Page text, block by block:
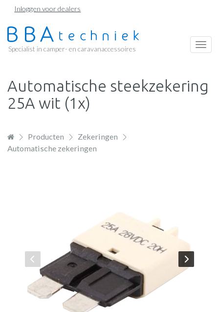
Overslaan
naar
de
Inloggen voor dealers
Specialist in camper- en caravanaccessoires
Automatische steekzekering
25A wit (1x)
Producten
Zekeringen
Automatische zekeringen